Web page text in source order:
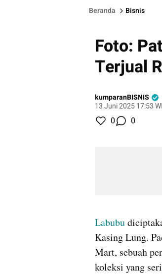
Beranda Bisnis
Foto:
Terjual
kumparanBISNIS
13 Juni 2025 17:53
0 0
Labubu
Kasing Lung.
Mart, sebuah
koleksi yang